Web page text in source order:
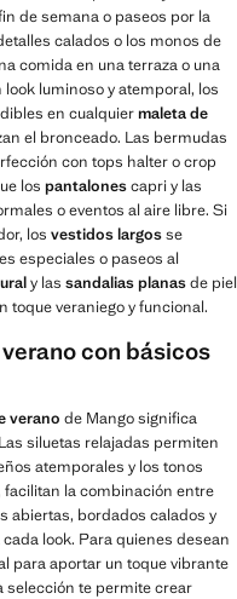
de semana o paseos por la
calados o los monos de
comida en una terraza o una
luminoso y atemporal, los
en cualquiermaleta de
el bronceado. Las bermudas
con tops halter o crop
los pantalonescapri y las
o eventos al aire libre. Si
los vestidos largosse
especiales o paseos al
y las sandalias planasde piel
toque veraniego y funcional.
con básicos
verano de Mango significa
siluetas relajadas permiten
atemporales y los tonos
facilitan la combinación entre
abiertas, bordados calados y
look. Para quienes desean
para aportar un toque vibrante
selección te permite crear